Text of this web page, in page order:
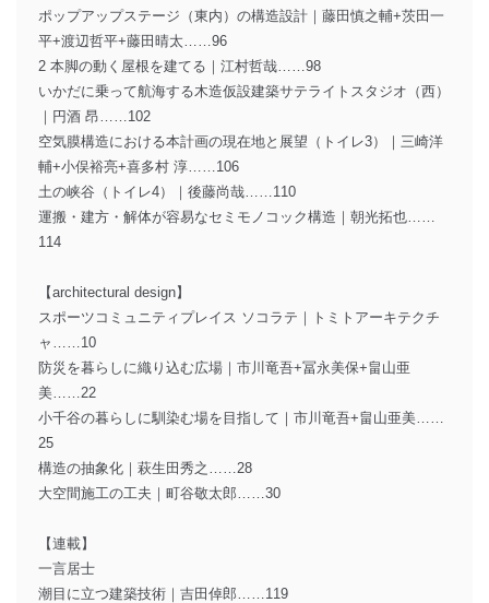
ポップアップステージ（東内）の構造設計｜藤田慎之輔+茨田一
平+渡辺哲平+藤田晴太……96
2 本脚の動く屋根を建てる｜江村哲哉……98
いかだに乗って航海する木造仮設建築サテライトスタジオ（西）
｜円酒 昂……102
空気膜構造における本計画の現在地と展望（トイレ3）｜三崎洋
輔+小俣裕亮+喜多村 淳……106
土の峡谷（トイレ4）｜後藤尚哉……110
運搬・建方・解体が容易なセミモノコック構造｜朝光拓也……
114
【architectural design】
スポーツコミュニティプレイス ソコラテ｜トミトアーキテクチ
ャ……10
防災を暮らしに織り込む広場｜市川竜吾+冨永美保+畠山亜
美……22
小千谷の暮らしに馴染む場を目指して｜市川竜吾+畠山亜美……
25
構造の抽象化｜萩生田秀之……28
大空間施工の工夫｜町谷敬太郎……30
【連載】
一言居士
潮目に立つ建築技術｜吉田倬郎……119